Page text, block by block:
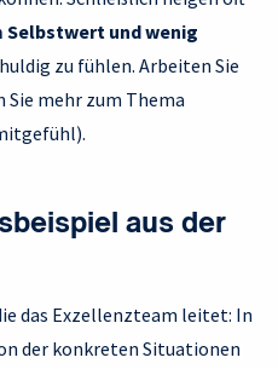
Selbstwert und wenig
zu fühlen. Arbeiten Sie
mehr zum Thema
aus der
das Exzellenzteam leitet: In
der konkreten Situationen